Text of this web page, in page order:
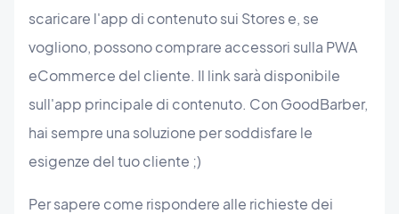
scaricare l'app di contenuto sui Stores e, se
vogliono, possono comprare accessori sulla PWA
eCommerce del cliente. Il link sarà disponibile
sull'app principale di contenuto. Con GoodBarber,
hai sempre una soluzione per soddisfare le
esigenze del tuo cliente ;)
Per sapere come rispondere alle richieste dei